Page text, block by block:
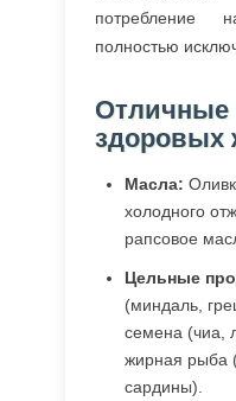
потребление
полностью
Отличные
здоровых
Масла:
холодного
рапсовое
Цельные
(миндаль,
семена (чиа,
жирная рыба
сардины).